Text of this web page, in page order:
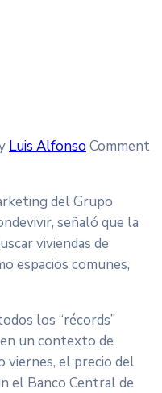
Luis Alfonso Comment
del Grupo
señaló que la
viviendas de
espacios comunes,
los “récords”
un contexto de
el precio del
el Banco Central de